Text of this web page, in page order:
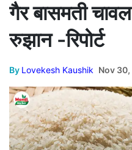
गैर बासमती
रुझान -रिपोर्ट
By Lovekesh Kaushik Nov